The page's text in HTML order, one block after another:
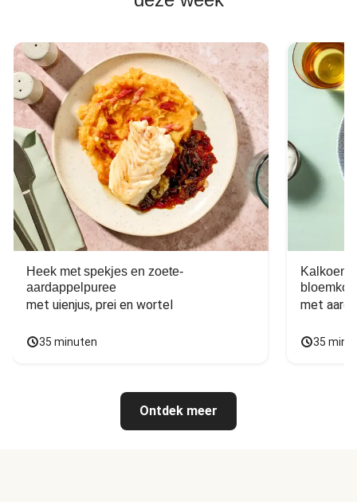
Heek met spekjes en zoete-
aardappelpuree
met uienjus, prei en wortel
35 minuten
Kalkoen
met
35
Ontdek meer